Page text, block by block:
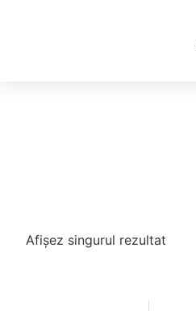
Afișez singurul rezultat